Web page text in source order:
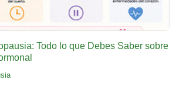
Todo lo que Debes Saber sobre